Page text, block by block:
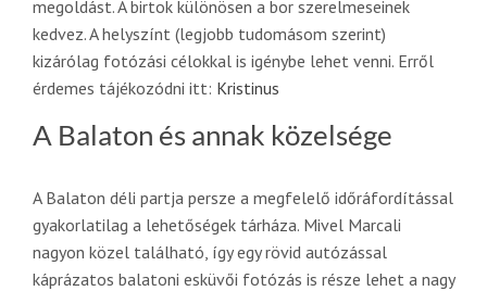
megoldást. A birtok különösen a bor szerelmeseinek
kedvez. A helyszínt (legjobb tudomásom szerint)
kizárólag fotózási célokkal is igénybe lehet venni. Erről
érdemes tájékozódni itt: Kristinus
A Balaton és annak közelsége
A Balaton déli partja persze a megfelelő időráfordítással
gyakorlatilag a lehetőségek tárháza. Mivel Marcali
nagyon közel található, így egy rövid autózással
káprázatos balatoni esküvői fotózás is része lehet a nagy